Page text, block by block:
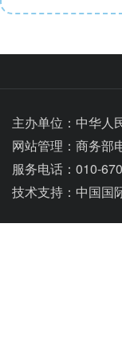
主办单位： 中华人
网站管理： 商务部
服务电话：010-
技术支持： 中国国